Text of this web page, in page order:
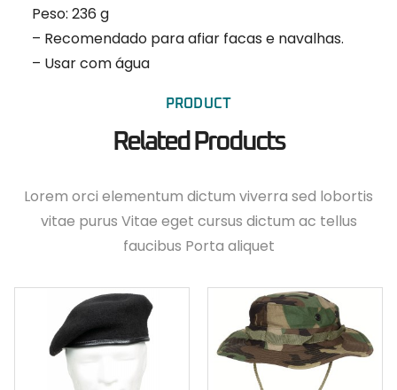
Peso: 236 g
– Recomendado para afiar facas e navalhas.
– Usar com água
PRODUCT
Related Products
Lorem orci elementum dictum viverra sed lobortis
vitae purus Vitae eget cursus dictum ac tellus
faucibus Porta aliquet